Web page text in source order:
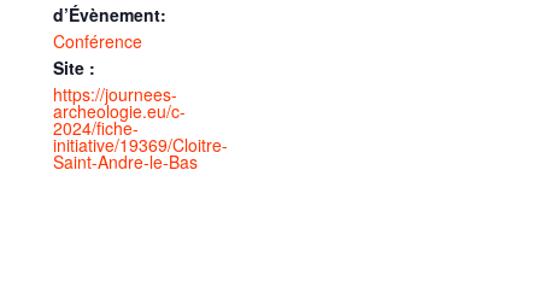
d’Évènement:
Conférence
Site :
https://journees-
archeologie.eu/c-
2024/fiche-
initiative/19369/Cloitre-
Saint-Andre-le-Bas